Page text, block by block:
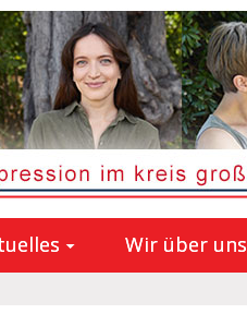
Wir über uns